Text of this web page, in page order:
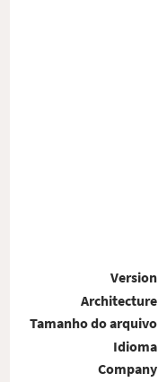
Version
Architecture
Tamanho do arquivo
Idioma
Company